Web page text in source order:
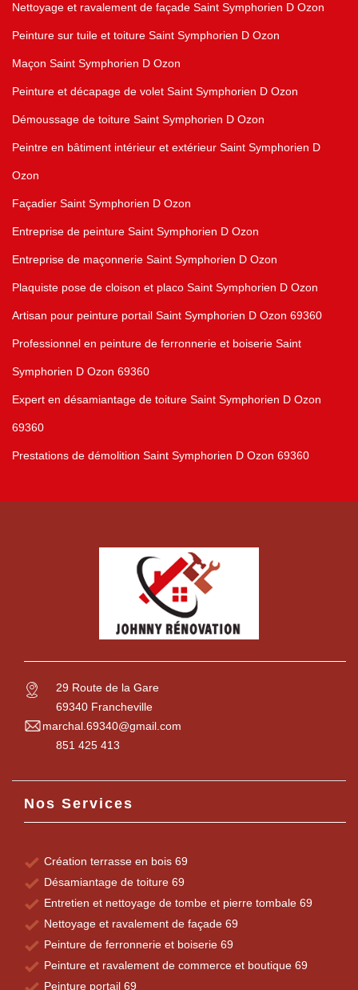
Nettoyage et ravalement de façade Saint Symphorien D Ozon
Peinture sur tuile et toiture Saint Symphorien D Ozon
Maçon Saint Symphorien D Ozon
Peinture et décapage de volet Saint Symphorien D Ozon
Démoussage de toiture Saint Symphorien D Ozon
Peintre en bâtiment intérieur et extérieur Saint Symphorien D
Ozon
Façadier Saint Symphorien D Ozon
Entreprise de peinture Saint Symphorien D Ozon
Entreprise de maçonnerie Saint Symphorien D Ozon
Plaquiste pose de cloison et placo Saint Symphorien D Ozon
Artisan pour peinture portail Saint Symphorien D Ozon 69360
Professionnel en peinture de ferronnerie et boiserie Saint
Symphorien D Ozon 69360
Expert en désamiantage de toiture Saint Symphorien D Ozon
69360
Prestations de démolition Saint Symphorien D Ozon 69360
29 Route de la Gare
69340 Francheville
marchal.69340@gmail.com
851 425 413
Nos Services
Création terrasse en bois 69
Désamiantage de toiture 69
Entretien et nettoyage de tombe et pierre tombale 69
Nettoyage et ravalement de façade 69
Peinture de ferronnerie et boiserie 69
Peinture et ravalement de commerce et boutique 69
Peinture portail 69